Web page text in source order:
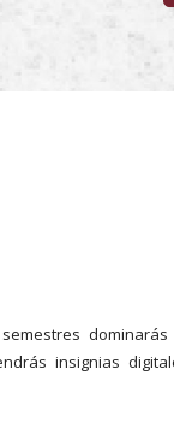
dominarás
insignias